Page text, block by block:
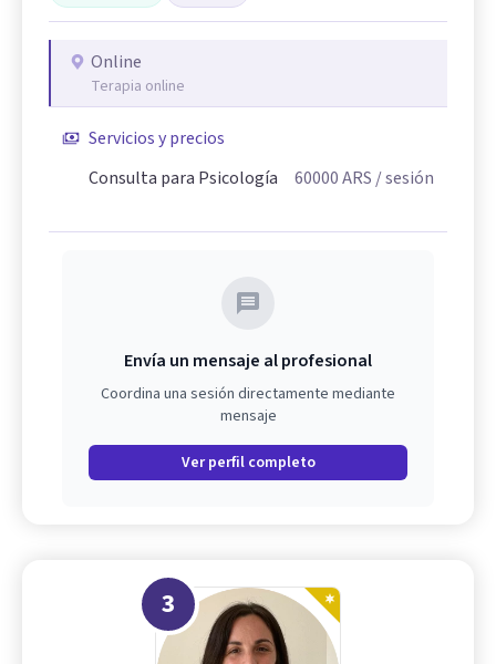
Online
Terapia online
Servicios y precios
Consulta para Psicología
60000ARS / sesión
Envía un mensaje al profesional
Coordina una sesión directamente mediante
mensaje
Ver perfil completo
3